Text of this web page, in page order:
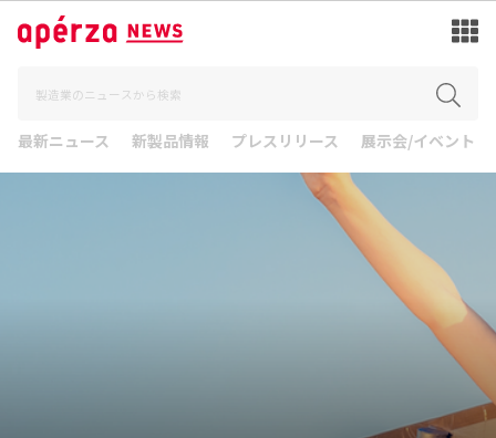
最新ニュース 新製品情報 プレスリリース 展示会/イベント